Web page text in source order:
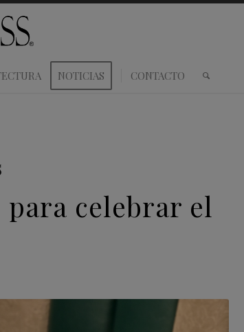
NOTICIAS CONTACTO
celebrar el